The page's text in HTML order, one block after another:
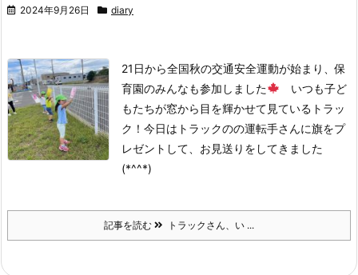
2024年9月26日 diary
21日から全国秋の交通安全運動が始まり、保
育園のみんなも参加しました
いつも子ど
もたちが窓から目を輝かせて見ているトラッ
ク！今日はトラックのの運転手さんに旗をプ
レゼントして、お見送りをしてきました
(*^^*)
記事を読む トラックさん、い ...